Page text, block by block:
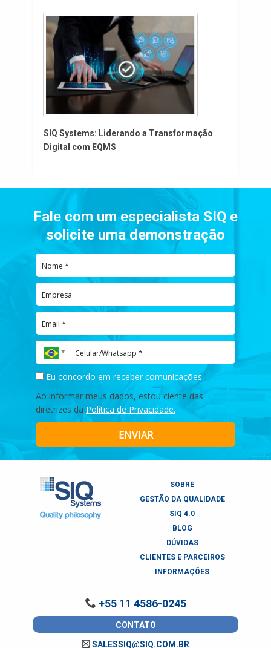
SIQ Systems: Liderando a Transformação
Digital com EQMS
Fale com um especialista SIQ e
solicite uma demonstração
Eu concordo em receber comunicações.
Ao informar meus dados, estou ciente das
diretrizes da Política de Privacidade.
ENVIAR
SOBRE
GESTÃO DA QUALIDADE
SIQ 4.0
BLOG
DÚVIDAS
CLIENTES E PARCEIROS
INFORMAÇÕES
+55 11 4586-0245
CONTATO
SALESSIQ@SIQ.COM.BR